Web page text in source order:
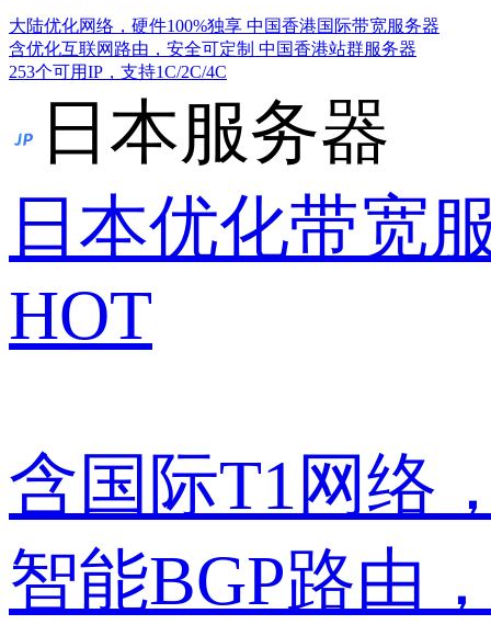
大陆优化网络，硬件100%独享 中国香港国际带宽服务器
含优化互联网路由，安全可定制 中国香港站群服务器
253个可用IP，支持1C/2C/4C
日本服务器
日本优化带宽
HOT
含国际T1网络
智能BGP路由